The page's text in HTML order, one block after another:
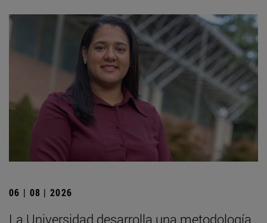
06 | 08 | 2026
La Universidad desarrolla una metodología